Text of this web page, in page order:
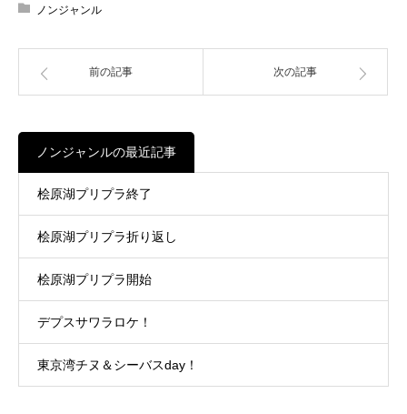
ノンジャンル
前の記事 次の記事
ノンジャンルの最近記事
桧原湖プリプラ終了
桧原湖プリプラ折り返し
桧原湖プリプラ開始
デプスサワラロケ！
東京湾チヌ＆シーバスday！